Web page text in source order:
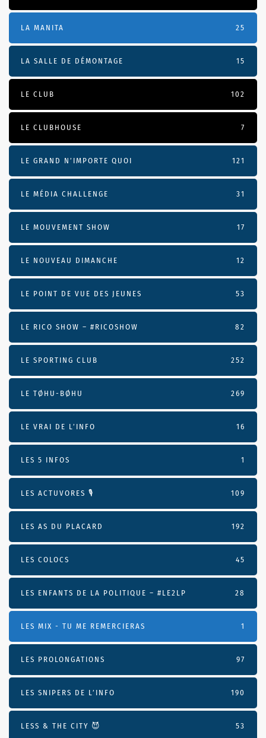
LA MANITA 25
LA SALLE DE DÉMONTAGE 15
LE CLUB 102
LE CLUBHOUSE 7
LE GRAND N’IMPORTE QUOI 121
LE MÉDIA CHALLENGE 31
LE MOUVEMENT SHOW 17
LE NOUVEAU DIMANCHE 12
LE POINT DE VUE DES JEUNES 53
LE RICO SHOW – #RICOSHOW 82
LE SPORTING CLUB 252
LE TØHU-BØHU 269
LE VRAI DE L’INFO 16
LES 5 INFOS 1
LES ACTUVORES 🎙 109
LES AS DU PLACARD 192
LES COLOCS 45
LES ENFANTS DE LA POLITIQUE – #LE2LP 28
LES MIX - TU ME REMERCIERAS 1
LES PROLONGATIONS 97
LES SNIPERS DE L’INFO 190
LESS & THE CITY 😈 53